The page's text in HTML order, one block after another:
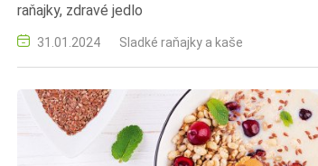
raňajky, zdravé jedlo
31.01.2024 Sladké raňajky a kaše